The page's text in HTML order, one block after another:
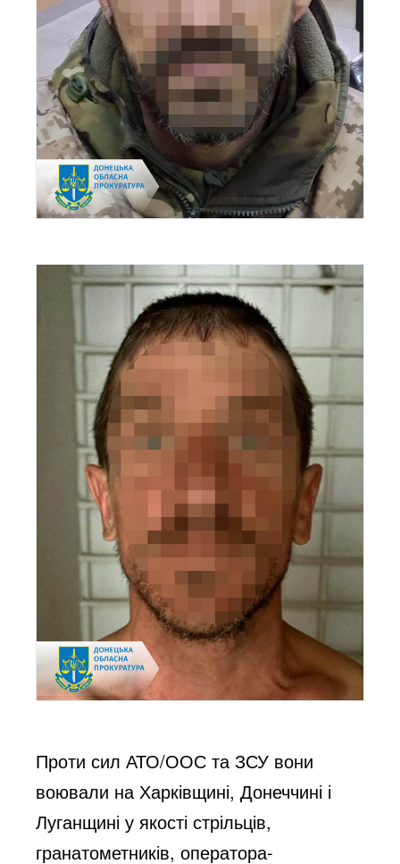
Проти сил АТО/ООС та ЗСУ вони
воювали на Харківщині, Донеччині і
Луганщині у якості стрільців,
гранатометників, оператора-